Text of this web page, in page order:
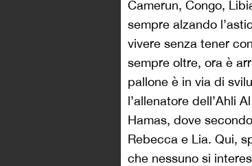
Camerun, Congo,
sempre alzando
vivere senza tener
sempre oltre, ora è
pallone è in via di
l’allenatore dell’Ahli
Hamas, dove
Rebecca e Lia. Qui,
che nessuno si